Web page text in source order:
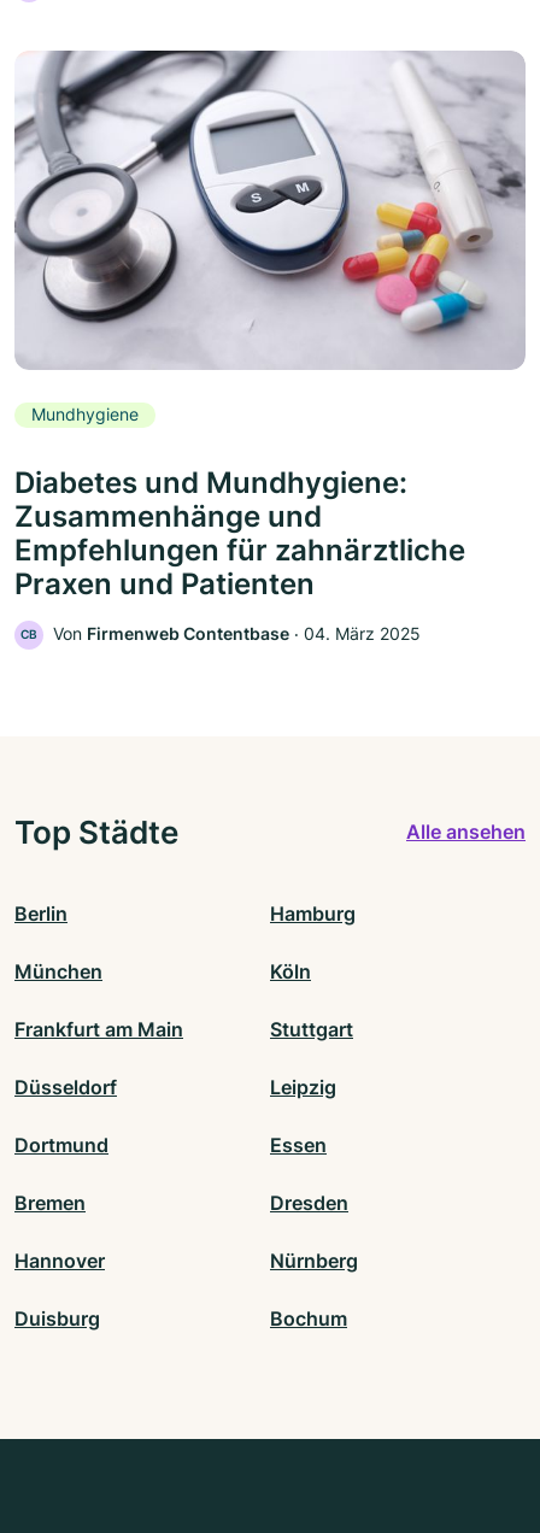
Mundhygiene
Diabetes und Mundhygiene:
Zusammenhänge und
Empfehlungen für zahnärztliche
Praxen und Patienten
CB Von Firmenweb Contentbase ‧ 04. März 2025
Top Städte Alle ansehen
Berlin Hamburg
München Köln
Frankfurt am Main Stuttgart
Düsseldorf Leipzig
Dortmund Essen
Bremen Dresden
Hannover Nürnberg
Duisburg Bochum